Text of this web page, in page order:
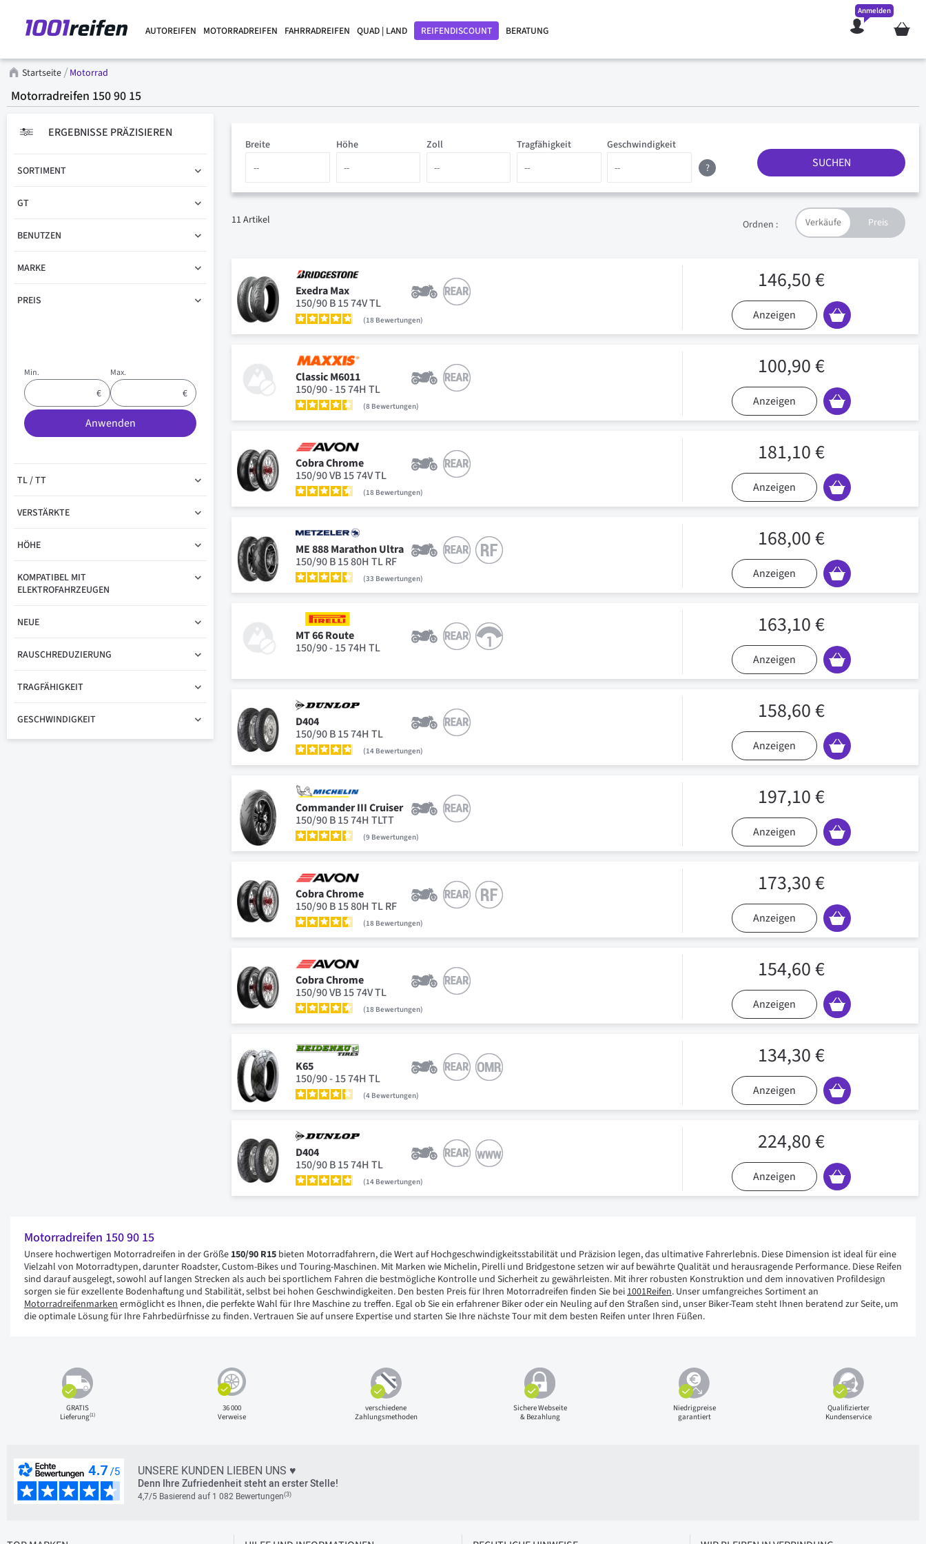
AUTOREIFEN MOTORRADREIFEN FAHRRADREIFEN QUAD | LAND REIFENDISCOUNT BERATUNG Mein
Anmelden
Startseite Motorrad
Motorradreifen 150 90 15
Zoll
Höhe Tragfähigkeit Geschwindigkeit
Breite
?
SUCHEN
11Artikel Ordnen :
Exedra Max
150/90 B 15 74V TL
18 Bewertungen
146,50 €
Anzeigen
Classic M6011
150/90 - 15 74H TL
8 Bewertungen
100,90 €
Anzeigen
Cobra Chrome
150/90 VB 15 74V TL
18 Bewertungen
181,10 €
Anzeigen
ME 888 Marathon Ultra
150/90 B 15 80H TL RF
33 Bewertungen
168,00 €
Anzeigen
MT 66 Route
150/90 - 15 74H TL
163,10 €
Anzeigen
D404
150/90 B 15 74H TL
14 Bewertungen
158,60 €
Anzeigen
Commander III Cruiser
150/90 B 15 74H TLTT
9 Bewertungen
197,10 €
Anzeigen
Cobra Chrome
150/90 B 15 80H TL RF
18 Bewertungen
173,30 €
Anzeigen
Cobra Chrome
150/90 VB 15 74V TL
18 Bewertungen
154,60 €
Anzeigen
K65
150/90 - 15 74H TL
4 Bewertungen
134,30 €
Anzeigen
D404
150/90 B 15 74H TL
14 Bewertungen
224,80 €
Anzeigen
ERGEBNISSE PRÄZISIEREN
SORTIMENT
GT
BENUTZEN
MARKE
PREIS
Min. Max.
Anwenden
TL / TT
VERSTÄRKTE
HÖHE
KOMPATIBEL MIT
ELEKTROFAHRZEUGEN
NEUE
RAUSCHREDUZIERUNG
TRAGFÄHIGKEIT
GESCHWINDIGKEIT
Motorradreifen 150 90 15
Unsere hochwertigen Motorradreifen in der Größe 150/90 R15 bieten Motorradfahrern, die Wert auf Hochgeschwindigkeitsstabilität und Präzision legen, das ultimative Fahrerlebnis. Diese Dimension ist ideal für eine
Vielzahl von Motorradtypen, darunter Roadster, Custom-Bikes und Touring-Maschinen. Mit Marken wie Michelin, Pirelli und Bridgestone setzen wir auf bewährte Qualität und herausragende Performance. Diese Reifen
sind darauf ausgelegt, sowohl auf langen Strecken als auch bei sportlichem Fahren die bestmögliche Kontrolle und Sicherheit zu gewährleisten. Mit ihrer robusten Konstruktion und dem innovativen Profildesign
sorgen sie für exzellente Bodenhaftung und Stabilität, selbst bei hohen Geschwindigkeiten. Den besten Preis für Ihren Motorradreifen finden Sie bei1001Reifen. Unser umfangreiches Sortiment an
Motorradreifenmarkenermöglicht es Ihnen, die perfekte Wahl für Ihre Maschine zu treffen. Egal ob Sie ein erfahrener Biker oder ein Neuling auf den Straßen sind, unser Biker-Team steht Ihnen beratend zur Seite, um
die optimale Lösung für Ihre Fahrbedürfnisse zu finden. Vertrauen Sie auf unsere Expertise und starten Sie Ihre nächste Tour mit dem besten Reifen unter Ihren Füßen.
GRATIS
Lieferung(1)
36 000
Verweise
verschiedene
Zahlungsmethoden
Sichere Webseite
& Bezahlung
Niedrigpreise
garantiert
Qualifizierter
Kundenservice
UNSERE KUNDEN LIEBEN UNS ♥
Denn Ihre Zufriedenheit steht an erster Stelle!
4,7/5 Basierend auf 1 082 Bewertungen(3)